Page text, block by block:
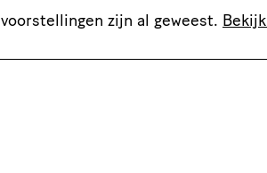
zijn al geweest.